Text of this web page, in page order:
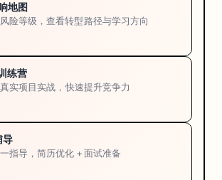
地图
险等级，查看转型路径与学习方向
练营
实项目实战，快速提升竞争力
导
指导，简历优化 + 面试准备